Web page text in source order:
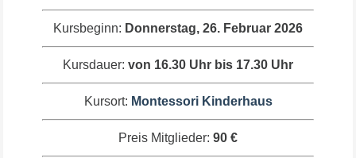
Kursbeginn: Donnerstag, 26. Februar 2026
Kursdauer: von 16.30 Uhr bis 17.30 Uhr
Kursort: Montessori Kinderhaus
Preis Mitglieder: 90 €